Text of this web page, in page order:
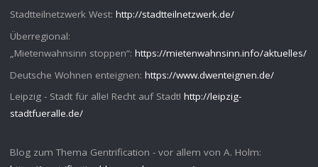
Stadtteilnetzwerk West: http://stadtteilnetzwerk.de/
Überregional:
„Mietenwahnsinn stoppen“: https://mietenwahnsinn.info/aktuelles/
Deutsche Wohnen enteignen: https://www.dwenteignen.de/
Leipzig - Stadt für alle! Recht auf Stadt! http://leipzig-
stadtfueralle.de/
Blog zum Thema Gentrification - vor allem von A. Holm: